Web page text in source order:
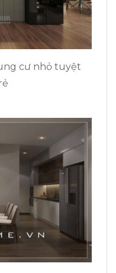
cư nhỏ tuyệt